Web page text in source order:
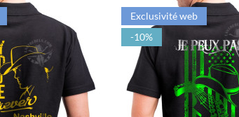
Exclusivité web
-10%